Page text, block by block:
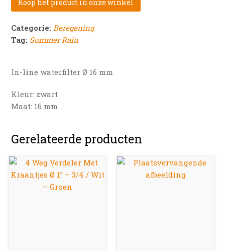
Koop het product in onze winkel
Categorie: Beregening
Tag: Summer Rain
In-line waterfilter Ø 16 mm
Kleur: zwart
Maat: 16 mm
Gerelateerde producten